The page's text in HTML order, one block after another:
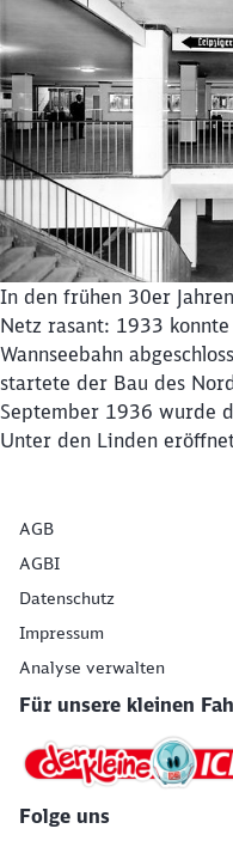
In den frühen 30er
Netz rasant: 1933
Wannseebahn
startete der Bau des
September 1936 wurde
Unter den Linden
AGB
AGBI
Datenschutz
Impressum
Analyse verwalten
Für unsere kleinen
Folge uns